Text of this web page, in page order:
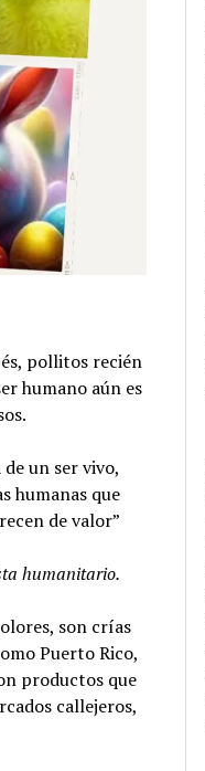
pollitos recién
humano aún es
un ser vivo,
humanas que
de valor”
humanitario.
son crías
Puerto Rico,
productos que
callejeros,